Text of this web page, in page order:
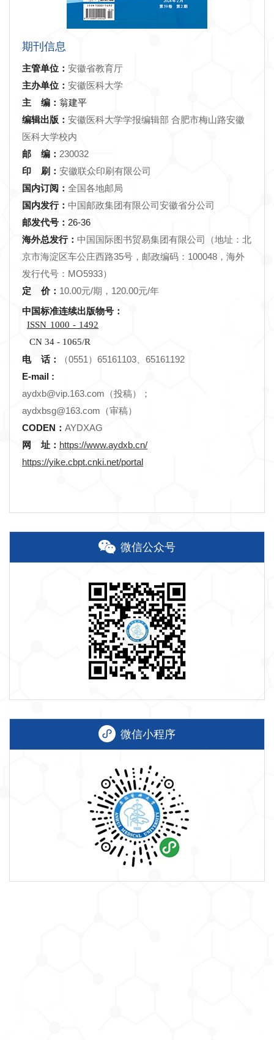
期刊信息
主管单位： 安徽省教育厅
主办单位： 安徽医科大学
主 编： 翁建平
编辑出版： 安徽医科大学学报编辑部 合肥市梅山路安徽
医科大学校内
邮 编： 230032
印 刷： 安徽联众印刷有限公司
国内订阅： 全国各地邮局
国内发行： 中国邮政集团有限公司安徽省分公司
邮发代号： 26-36
海外总发行： 中国国际图书贸易集团有限公司（地址：北
京市海淀区车公庄西路35号，邮政编码：100048，海外
发行代号：MO5933）
定 价： 10.00元/期，120.00元/年
中国标准连续出版物号：
ISSN 1000 - 1492
CN 34 - 1065/R
电 话：
（0551）65161103、65161192
E-mail :
aydxb@vip.163.com（投稿）；
aydxbsg@163.com（审稿）
CODEN： AYDXAG
网 址： https://www.aydxb.cn/
https://yike.cbpt.cnki.net/portal
微信公众号
微信小程序